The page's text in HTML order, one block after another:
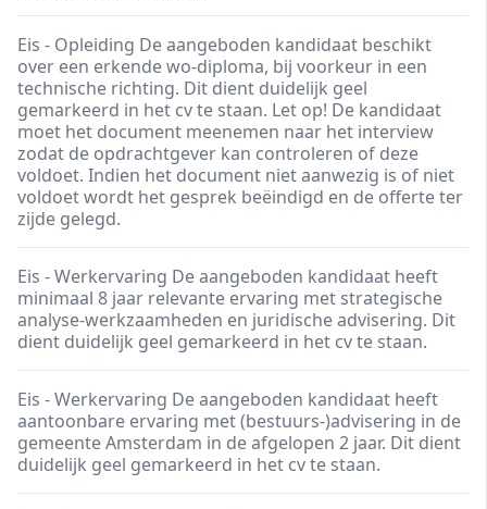
Eis - Opleiding De aangeboden kandidaat beschikt
over een erkende wo-diploma, bij voorkeur in een
technische richting. Dit dient duidelijk geel
gemarkeerd in het cv te staan. Let op! De kandidaat
moet het document meenemen naar het interview
zodat de opdrachtgever kan controleren of deze
voldoet. Indien het document niet aanwezig is of niet
voldoet wordt het gesprek beëindigd en de offerte ter
zijde gelegd.
Eis - Werkervaring De aangeboden kandidaat heeft
minimaal 8 jaar relevante ervaring met strategische
analyse-werkzaamheden en juridische advisering. Dit
dient duidelijk geel gemarkeerd in het cv te staan.
Eis - Werkervaring De aangeboden kandidaat heeft
aantoonbare ervaring met (bestuurs-)advisering in de
gemeente Amsterdam in de afgelopen 2 jaar. Dit dient
duidelijk geel gemarkeerd in het cv te staan.